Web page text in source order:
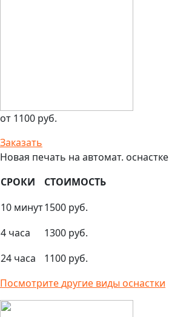
от 1100 руб.
Заказать
Новая печать на автомат. оснастке
СРОКИ
СТОИМОСТЬ
10 минут1500 руб.
4 часа
1300 руб.
24 часа
1100 руб.
Посмотритедругие виды оснастки